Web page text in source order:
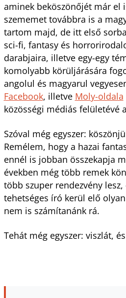
aminek beköszönőjét már el
szememet továbbra is a
tartom majd, de itt első
sci-fi, fantasy és
darabjaira, illetve egy-egy
komolyabb körüljárására
angolul és magyarul
Facebook, illetve Moly-oldala
közösségi médiás felületévé
Szóval még egyszer:
Remélem, hogy a hazai
ennél is jobban összekapja
években még több remek
több szuper rendezvény
tehetséges író kerül elő
nem is számítanánk rá.
Tehát még egyszer: viszlát,